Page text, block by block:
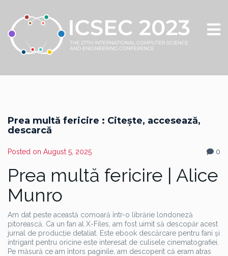
Prea multă fericire : Citește, accesează,
descarcă
Posted on August 5, 2025 0
Prea multă fericire | Alice
Munro
Am dat peste această comoară într-o librărie londoneză
pitorească. Ca un fan al X-Files, am fost uimit să descopăr acest
jurnal de producție detaliat. Este ebook descărcare pentru fani și
intrigant pentru oricine este interesat de culisele cinematografiei.
Pe măsură ce am întors paginile, am descoperit că eram atras